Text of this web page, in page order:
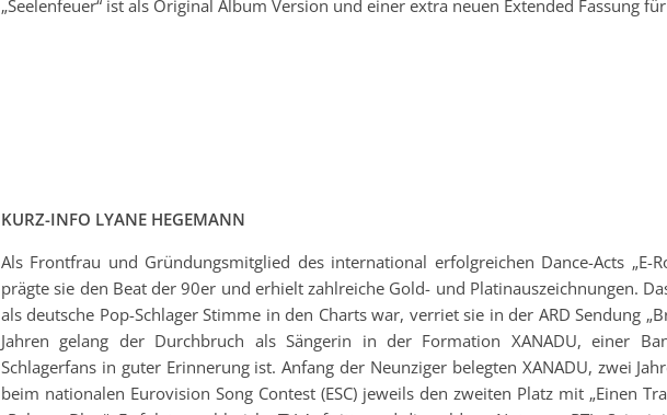
„Seelenfeuer“ ist als Original Album Version und einer extra neuen Extended Fassung
KURZ-INFO LYANE HEGEMANN
Als Frontfrau und Gründungsmitglied des international erfolgreichen Dance-Acts „E-
prägte sie den Beat der 90er und erhielt zahlreiche Gold- und Platinauszeichnungen.
als deutsche Pop-Schlager Stimme in den Charts war, verriet sie in der ARD Sendung
Jahren gelang der Durchbruch als Sängerin in der Formation XANADU, einer
Schlagerfans in guter Erinnerung ist. Anfang der Neunziger belegten XANADU, zwei
beim nationalen Eurovision Song Contest (ESC) jeweils den zweiten Platz mit „Einen